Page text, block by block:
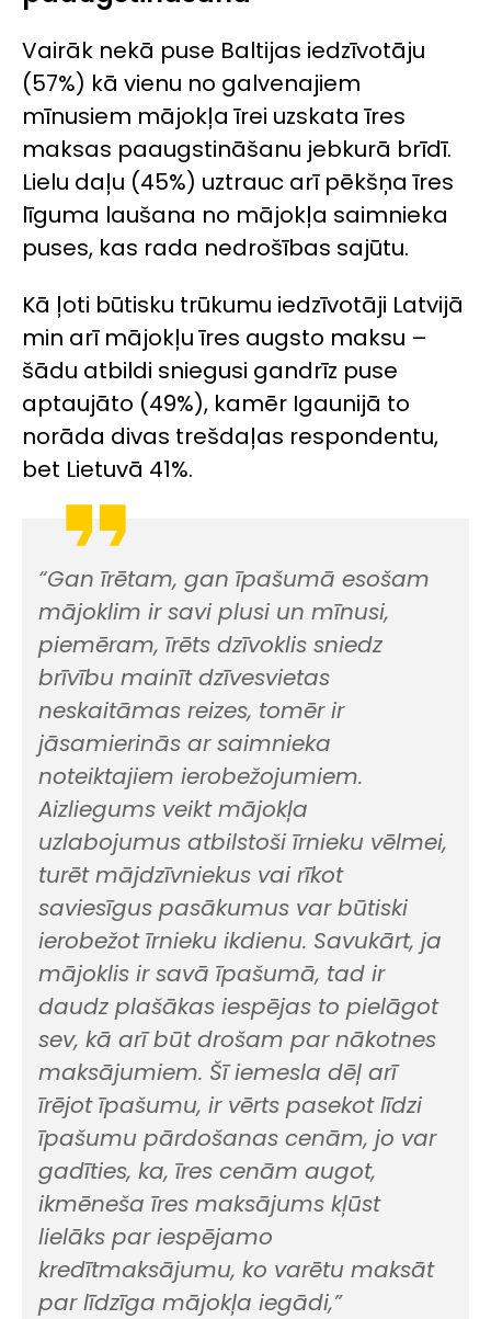
Vairāk nekā puse Baltijas iedzīvotāju
(57%) kā vienu no galvenajiem
mīnusiem mājokļa īrei uzskata īres
maksas paaugstināšanu jebkurā brīdī.
Lielu daļu (45%) uztrauc arī pēkšņa īres
līguma laušana no mājokļa saimnieka
puses, kas rada nedrošības sajūtu.
Kā ļoti būtisku trūkumu iedzīvotāji Latvijā
min arī mājokļu īres augsto maksu –
šādu atbildi sniegusi gandrīz puse
aptaujāto (49%), kamēr Igaunijā to
norāda divas trešdaļas respondentu,
bet Lietuvā 41%.
“Gan īrētam, gan īpašumā esošam
mājoklim ir savi plusi un mīnusi,
piemēram, īrēts dzīvoklis sniedz
brīvību mainīt dzīvesvietas
neskaitāmas reizes, tomēr ir
jāsamierinās ar saimnieka
noteiktajiem ierobežojumiem.
Aizliegums veikt mājokļa
uzlabojumus atbilstoši īrnieku vēlmei,
turēt mājdzīvniekus vai rīkot
saviesīgus pasākumus var būtiski
ierobežot īrnieku ikdienu. Savukārt, ja
mājoklis ir savā īpašumā, tad ir
daudz plašākas iespējas to pielāgot
sev, kā arī būt drošam par nākotnes
maksājumiem. Šī iemesla dēļ arī
īrējot īpašumu, ir vērts pasekot līdzi
īpašumu pārdošanas cenām, jo var
gadīties, ka, īres cenām augot,
ikmēneša īres maksājums kļūst
lielāks par iespējamo
kredītmaksājumu, ko varētu maksāt
par līdzīga mājokļa iegādi,”